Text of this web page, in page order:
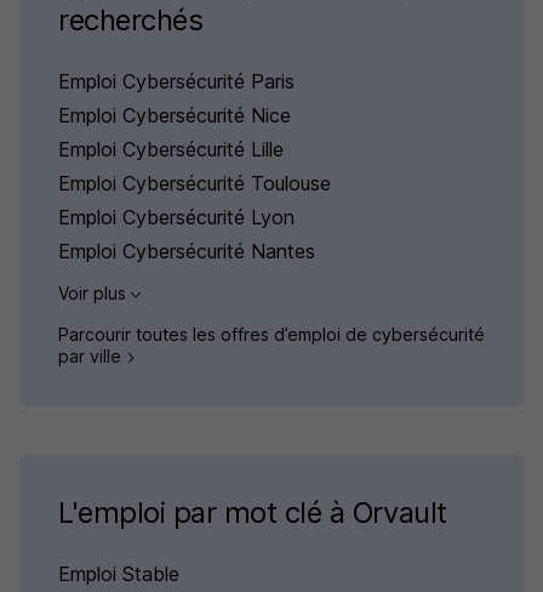
recherchés
Emploi Cybersécurité Paris
Emploi Cybersécurité Nice
Emploi Cybersécurité Lille
Emploi Cybersécurité Toulouse
Emploi Cybersécurité Lyon
Emploi Cybersécurité Nantes
Voir plus
Parcourir toutes les offres d’emploi de cybersécurité
par ville
L'emploi par mot clé à Orvault
Emploi Stable